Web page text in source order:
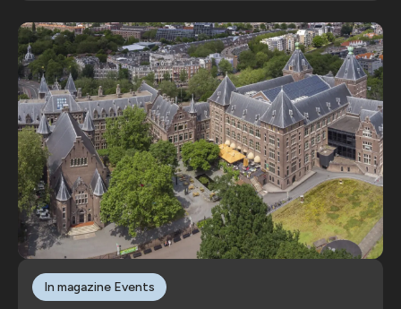
In magazine Events